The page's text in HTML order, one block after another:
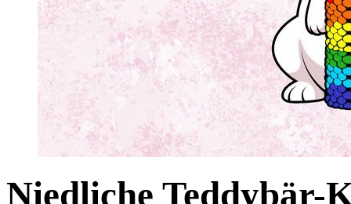
Niedliche Teddybär-